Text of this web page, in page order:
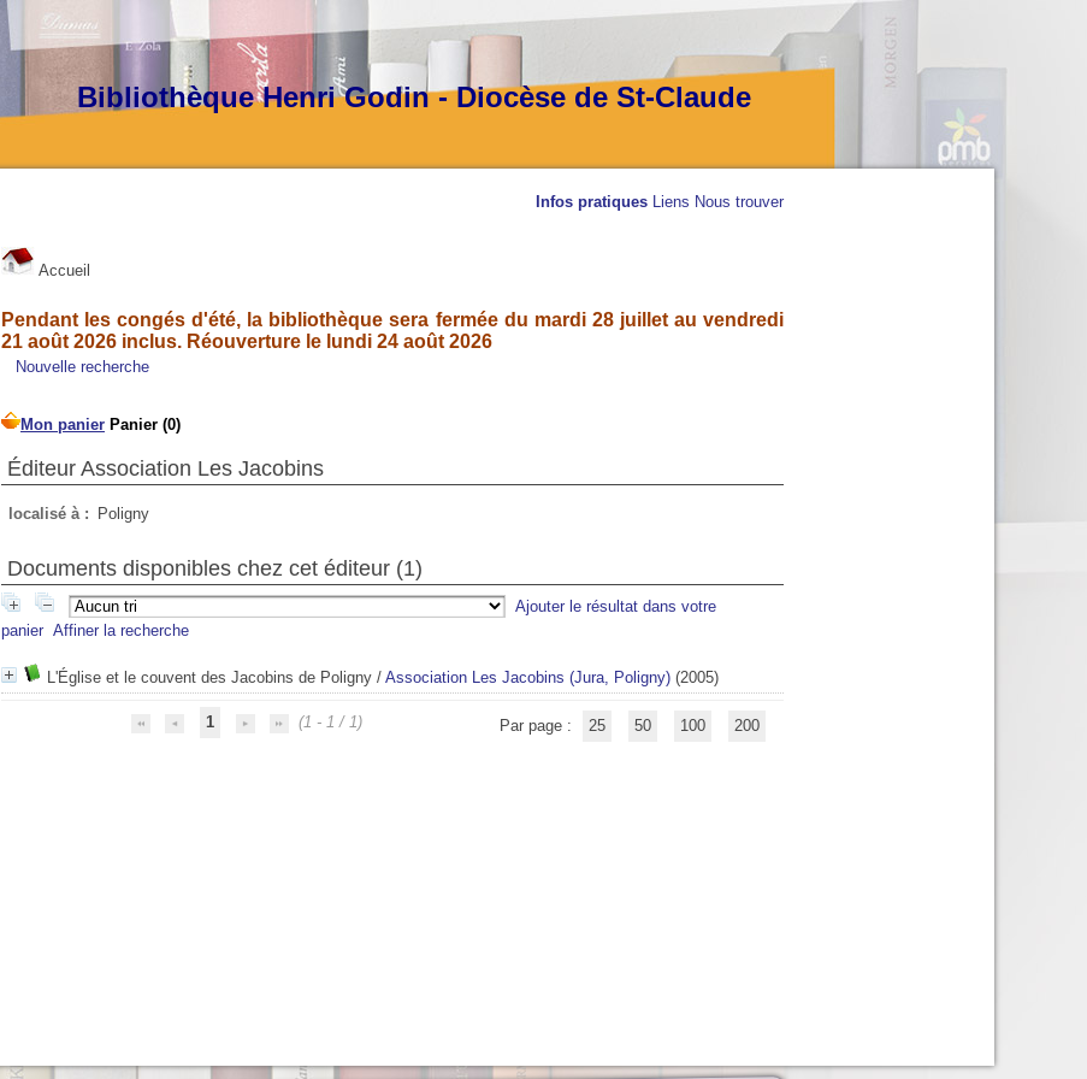
Infos pratiques Liens Nous trouver
Accueil
Pendant les congés d'été, la bibliothèque sera fermée du mardi 28 juillet au vendredi
21 août 2026 inclus. Réouverture le lundi 24 août 2026
Nouvelle recherche
Éditeur Association Les Jacobins
localisé à : Poligny
Documents disponibles chez cet éditeur (1)
Ajouter le résultat dans votre
panier Affiner la recherche
L'Église et le couvent des Jacobins de Poligny / Association Les Jacobins (Jura, Poligny) (2005)
1 (1 - 1 / 1) Par page : 25 50 100 200
Bibliothèque Henri Godin - Diocèse de St-Claude